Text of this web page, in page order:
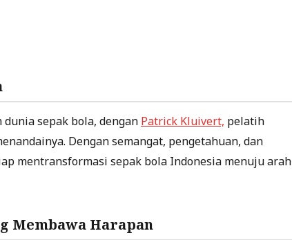
sepak bola, dengan Patrick Kluivert, pelatih
Dengan semangat, pengetahuan, dan
mentransformasi sepak bola Indonesia menuju arah
Membawa Harapan